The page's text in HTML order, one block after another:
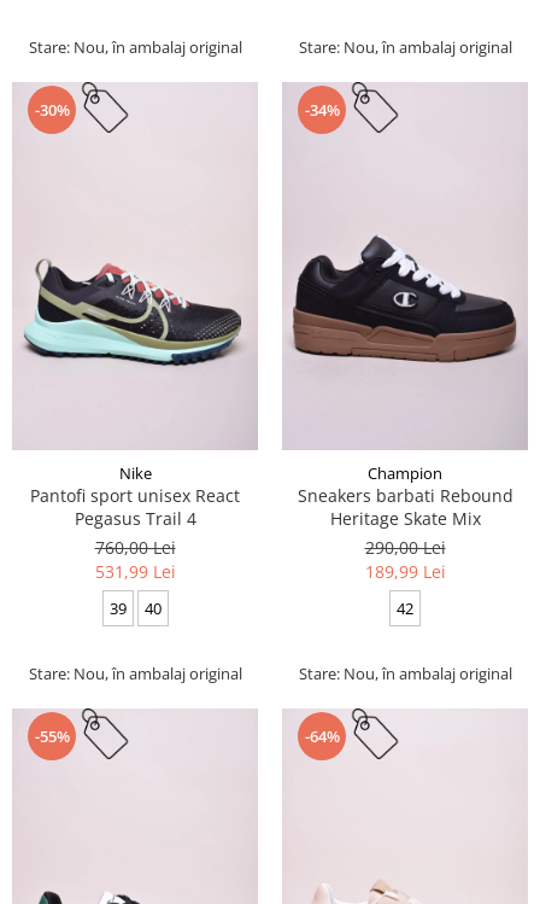
Stare: Nou, în ambalaj original Stare: Nou, în ambalaj original
-30%
Nike
Pantofi sport unisex React
Pegasus Trail 4
760,00 Lei
531,99 Lei
39 40
Stare: Nou, în ambalaj original
-34%
Champion
Sneakers barbati Rebound
Heritage Skate Mix
290,00 Lei
189,99 Lei
42
Stare: Nou, în ambalaj original
-55% -64%